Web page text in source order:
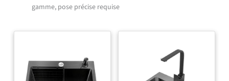
gamme, pose précise requise